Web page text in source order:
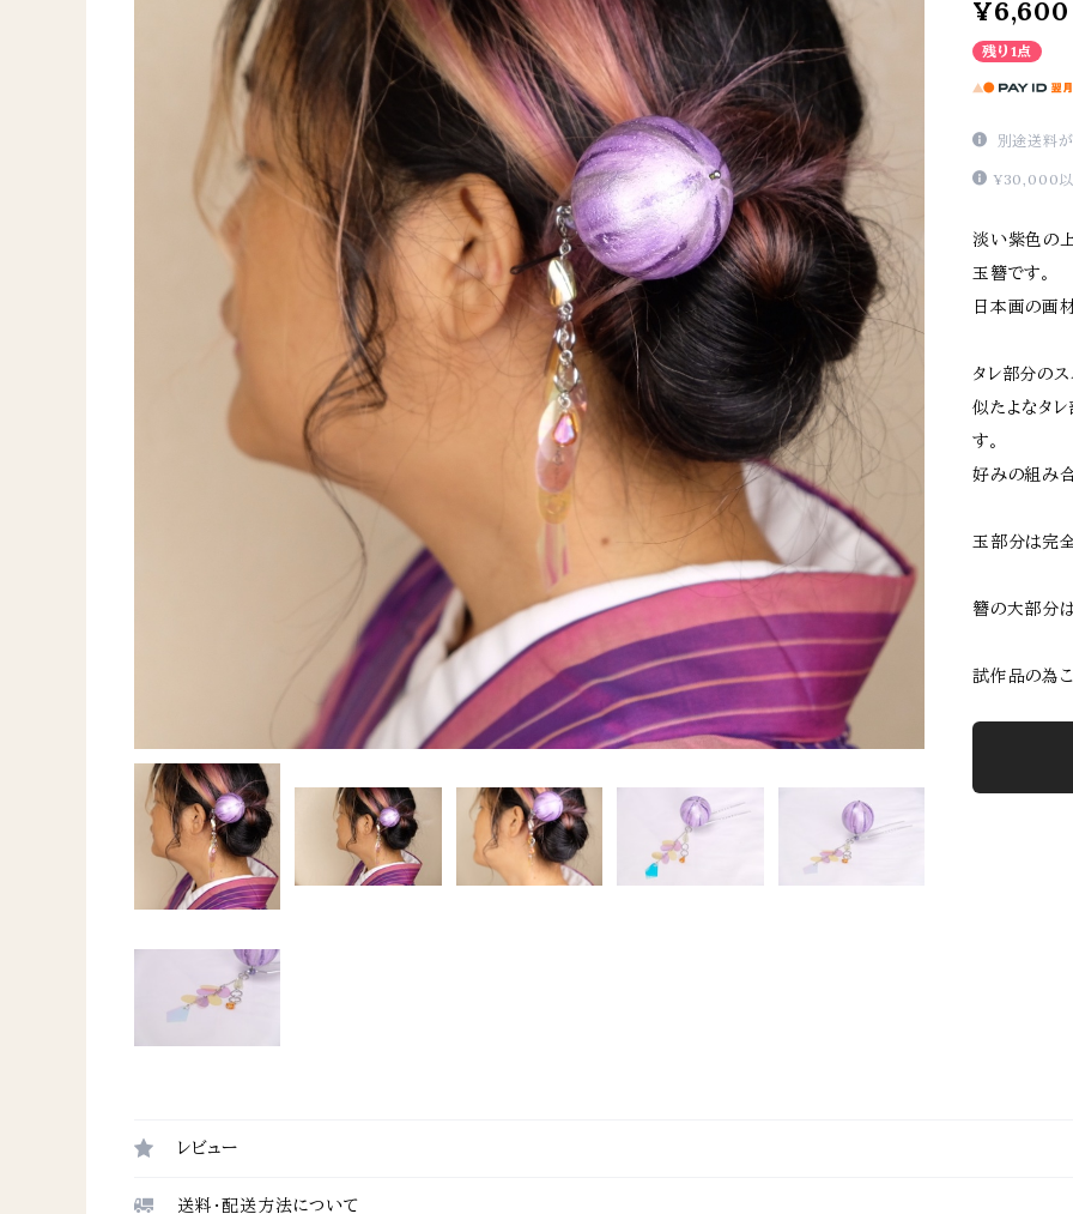
¥6,600
残り1点
別途送料
¥30,000以
淡い紫色の
玉簪です。
日本画の画
タレ部分の
似たよなタ
す。
好みの組み
玉部分は完
簪の大部分は
試作品の為
レビュー
送料・配送方法について